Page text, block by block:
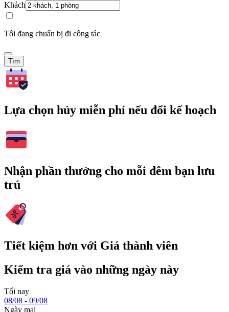
Khách
Tôi đang chuẩn bị đi công tác
Tìm
Lựa chọn hủy miễn phí nếu đổi kế hoạch
Nhận phần thưởng cho mỗi đêm bạn lưu
trú
Tiết kiệm hơn với Giá thành viên
Kiểm tra giá vào những ngày này
Tối nay
08/08 - 09/08
Ngày mai